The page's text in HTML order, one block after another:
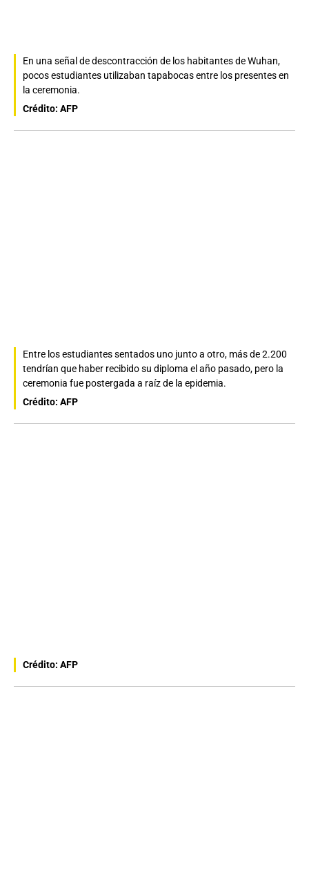
En una señal de descontracción de los habitantes de Wuhan,
pocos estudiantes utilizaban tapabocas entre los presentes en
la ceremonia.
Crédito: AFP
Entre los estudiantes sentados uno junto a otro, más de 2.200
tendrían que haber recibido su diploma el año pasado, pero la
ceremonia fue postergada a raíz de la epidemia.
Crédito: AFP
Crédito: AFP